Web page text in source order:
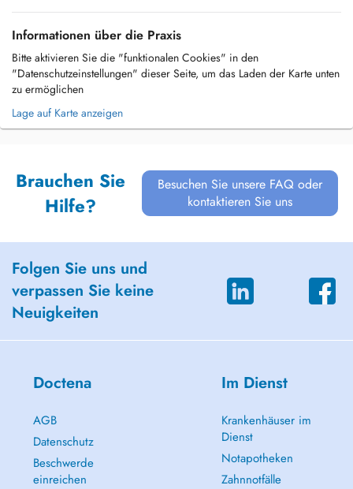
Informationen über die Praxis
Bitte aktivieren Sie die "funktionalen Cookies" in den
"Datenschutzeinstellungen" dieser Seite, um das Laden der Karte unten
zu ermöglichen
Lage auf Karte anzeigen
Brauchen Sie
Hilfe?
Besuchen Sie unsere FAQ oder
kontaktieren Sie uns
Folgen Sie uns und
verpassen Sie keine
Neuigkeiten
Doctena
AGB
Datenschutz
Beschwerde
einreichen
Im Dienst
Krankenhäuser im
Dienst
Notapotheken
Zahnnotfälle